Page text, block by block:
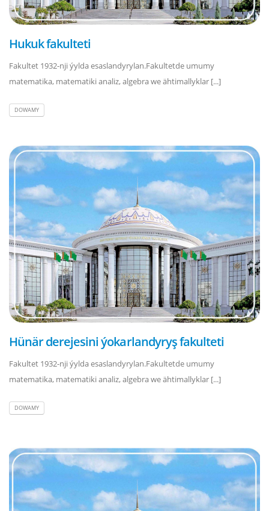
Hukuk fakulteti
Fakultet 1932-nji ýylda esaslandyrylan.Fakultetde umumy
matematika, matematiki analiz, algebra we ähtimallyklar [...]
DOWAMY
Hünär derejesini ýokarlandyryş fakulteti
Fakultet 1932-nji ýylda esaslandyrylan.Fakultetde umumy
matematika, matematiki analiz, algebra we ähtimallyklar [...]
DOWAMY